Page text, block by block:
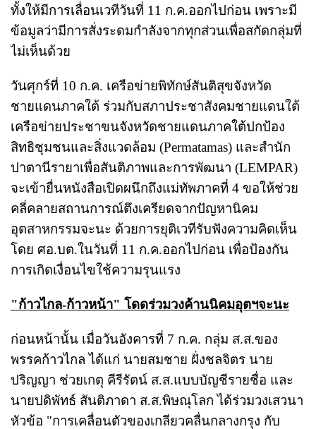
ทั้งให้มีการเลื่อนเวทีวันที่ 11 ก.ค.ออกไปก่อน เพราะมี
ข้อมูลว่ามีการสั่งระดมกำลังจากทุกส่วนเพื่อสกัดกลุ่มที่
ไม่เห็นด้วย
วันศุกร์ที่ 10 ก.ค. เครือข่ายพิทักษ์สันติสุขจังหวัด
ชายแดนภาคใต้ ร่วมกับสภาประชาสังคมชายแดนใต้
เครือข่ายประชาขนจังหวัดชายแดนภาคใต้ปกป้อง
สิทธิชุมชนและสิ่งแวดล้อม (Permatamas) และสำนัก
ปาตานีรายาเพื่อสันติภาพและการพัฒนา (LEMPAR)
จะเข้ายื่นหนังสือเปิดผนึกถึงแม่ทัพภาคที่ 4 ขอให้ช่วย
คลี่คลายสถานการณ์ตึงเครียดจากปัญหานิคม
อุตสาหกรรมจะนะ ด้วยการยุติเวทีรับฟังความคิดเห็น
โดย ศอ.บต.ในวันที่ 11 ก.ค.ออกไปก่อน เพื่อป้องกัน
การเกิดเงื่อนไขใช้ความรุนแรง
"ก้าวไกล-ก้าวหน้า" โดดร่วมวงค้านนิคมอุตฯจะนะ
ก่อนหน้านั้น เมื่อวันอังคารที่ 7 ก.ค. กลุ่ม ส.ส.ของ
พรรคก้าวไกล ได้แก่ นายสมชาย ฝั่งชลจิตร นาย
ปริญญา ช่วยเกตุ คีรีรัตน์ ส.ส.แบบบัญชีรายชื่อ และ
นายปดิพัทธ์ สันติภาดา ส.ส.พิษณุโลก ได้ร่วมวงเสวนา
หัวข้อ "การเคลื่อนตัวของเกลียวคลื่นกลางกรุง กับ